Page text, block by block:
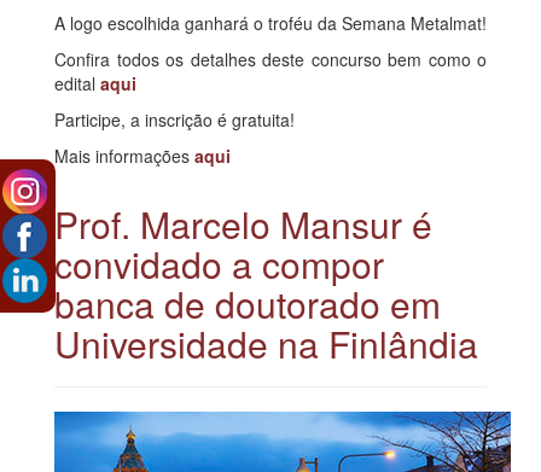
A logo escolhida ganhará o troféu da Semana Metalmat!
Confira todos os detalhes deste concurso bem como o
edital aqui
Participe, a inscrição é gratuita!
Mais informações aqui
Prof. Marcelo Mansur é
convidado a compor
banca de doutorado em
Universidade na Finlândia